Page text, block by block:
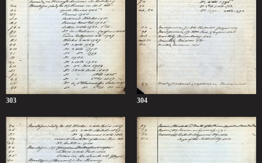
303 304